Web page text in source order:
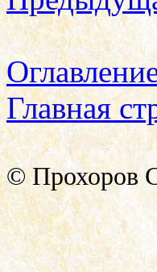
Главная
© Прохоров